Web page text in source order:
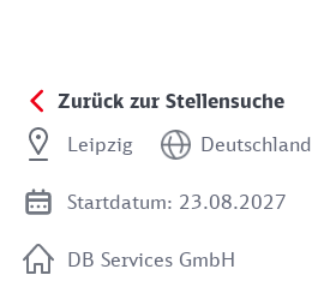
Zurück zur Stellensuche
Leipzig
Deutschland
Startdatum: 23.08.2027
DB Services GmbH